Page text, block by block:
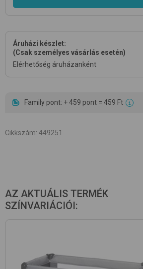
Áruházi készlet:
(Csak személyes vásárlás esetén)
Elérhetőség áruházanként
Family pont: + 459 pont = 459 Ft
Cikkszám: 449251
AZ AKTUÁLIS TERMÉK
SZÍNVARIÁCIÓI: